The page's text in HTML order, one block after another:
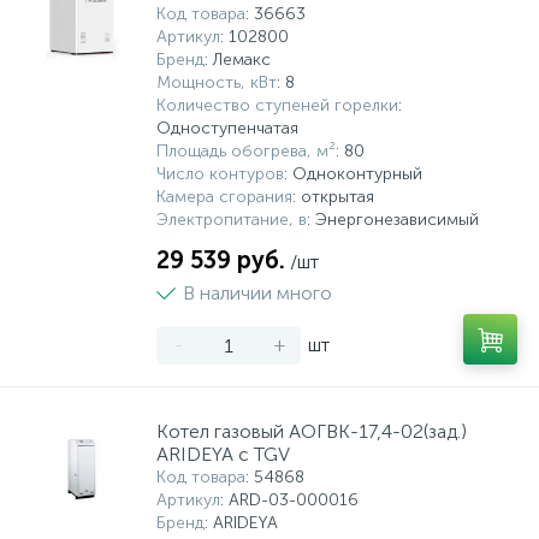
Код товара: 36663
Артикул: 102800
Бренд: Лемакс
Мощность, кВт: 8
Количество ступеней горелки:
Одноступенчатая
Площадь обогрева, м²: 80
Число контуров: Одноконтурный
Камера сгорания: открытая
Электропитание, в: Энергонезависимый
29 539 руб. /шт
В наличии много
- + шт
Котел газовый АОГВК-17,4-02(зад.)
ARIDEYA с TGV
Код товара: 54868
Артикул: ARD-03-000016
Бренд: ARIDEYA